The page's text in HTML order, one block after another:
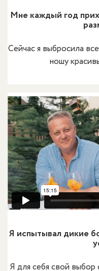
Мне каждый год
Сейчас я выбросила
ношу
Я испытывал дикие
Я для себя свой выбор